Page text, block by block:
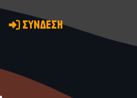
ΣΥΝΔΕΣΗ